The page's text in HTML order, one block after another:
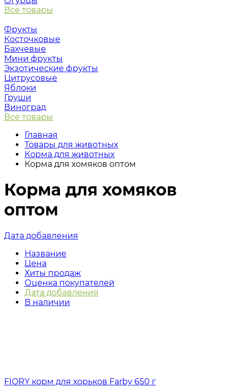
Все товары
Фрукты
Косточковые
Бахчевые
Мини фрукты
Экзотические фрукты
Цитрусовые
Яблоки
Груши
Виноград
Все товары
Главная
Товары для животных
Корма для животных
Корма для хомяков оптом
Корма для хомяков
оптом
Дата добавления
Название
Цена
Хиты продаж
Оценка покупателей
Дата добавления
В наличии
FIORY корм для хорьков Farby 650 г